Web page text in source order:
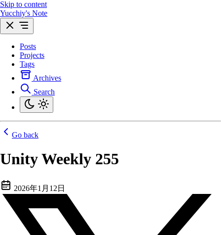
Skip to content
Yucchiy's Note
Posts
Projects
Tags
Archives
Search
Go back
Unity Weekly 255
2026年1月12日